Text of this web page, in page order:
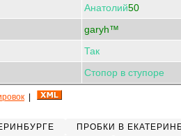
Анатолий50
garyh™
Так
Стопор в ступоре
ПРОБКИ В